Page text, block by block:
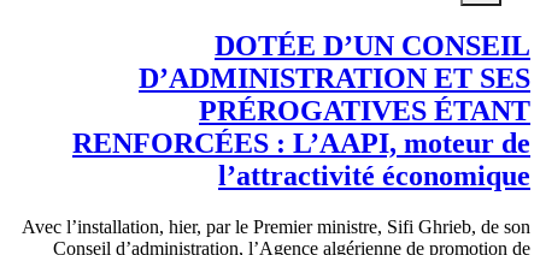
DOTÉE D’UN CONSEIL
D’ADMINISTRATION ET SES
PRÉROGATIVES ÉTANT
RENFORCÉES : L’AAPI, moteur de
l’attractivité économique
Avec l’installation, hier, par le Premier ministre, Sifi Ghrieb, de son
Conseil d’administration, l’Agence algérienne de promotion de